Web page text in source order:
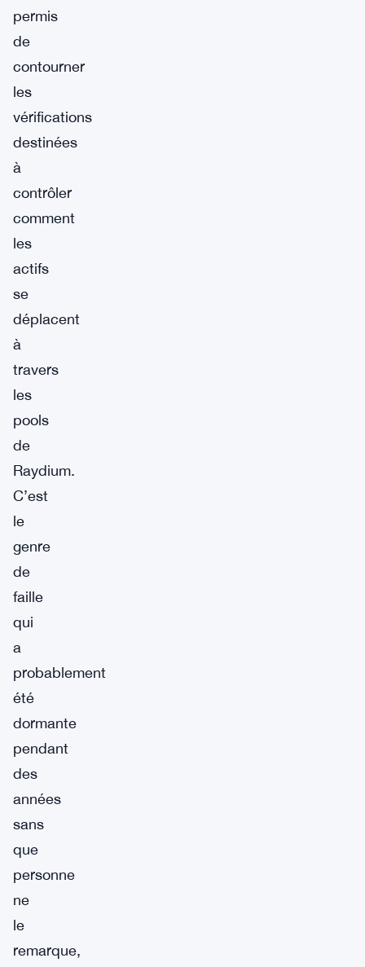
permis
de
contourner
les
vérifications
destinées
à
contrôler
comment
les
actifs
se
déplacent
à
travers
les
pools
de
Raydium.
C’est
le
genre
de
faille
qui
a
probablement
été
dormante
pendant
des
années
sans
que
personne
ne
le
remarque,